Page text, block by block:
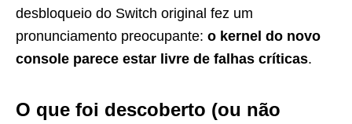
desbloqueio do Switch original fez um
pronunciamento preocupante: o kernel do novo
console parece estar livre de falhas críticas.
O que foi descoberto (ou não